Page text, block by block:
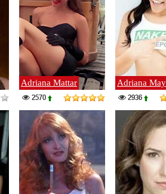
Adriana Mattar
2570
Adriana
2936